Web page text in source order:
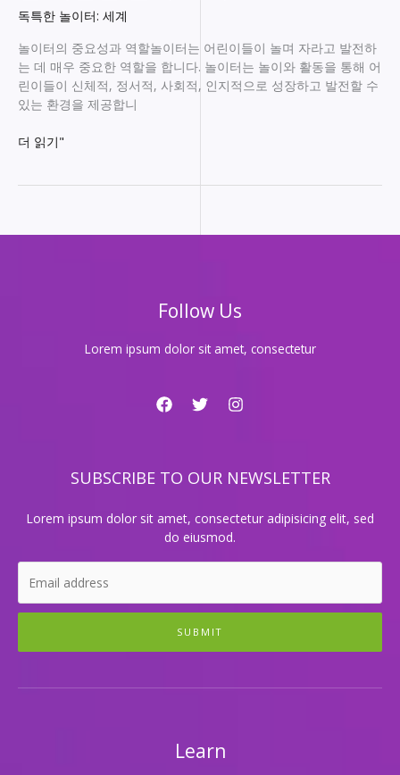
독특한 놀이터: 세계
놀이터의 중요성과 역할놀이터는 어린이들이 놀며 자라고 발전하
는 데 매우 중요한 역할을 합니다. 놀이터는 놀이와 활동을 통해 어
린이들이 신체적, 정서적, 사회적, 인지적으로 성장하고 발전할 수
있는 환경을 제공합니
즐
는
회
더 읽기"
Follow Us
Lorem ipsum dolor sit amet, consectetur
SUBSCRIBE TO OUR NEWSLETTER
Lorem ipsum dolor sit amet, consectetur adipisicing elit, sed
do eiusmod.
SUBMIT
Learn